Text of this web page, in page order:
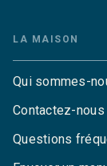
LA MAISON
Qui sommes-
Contactez-nous
Questions